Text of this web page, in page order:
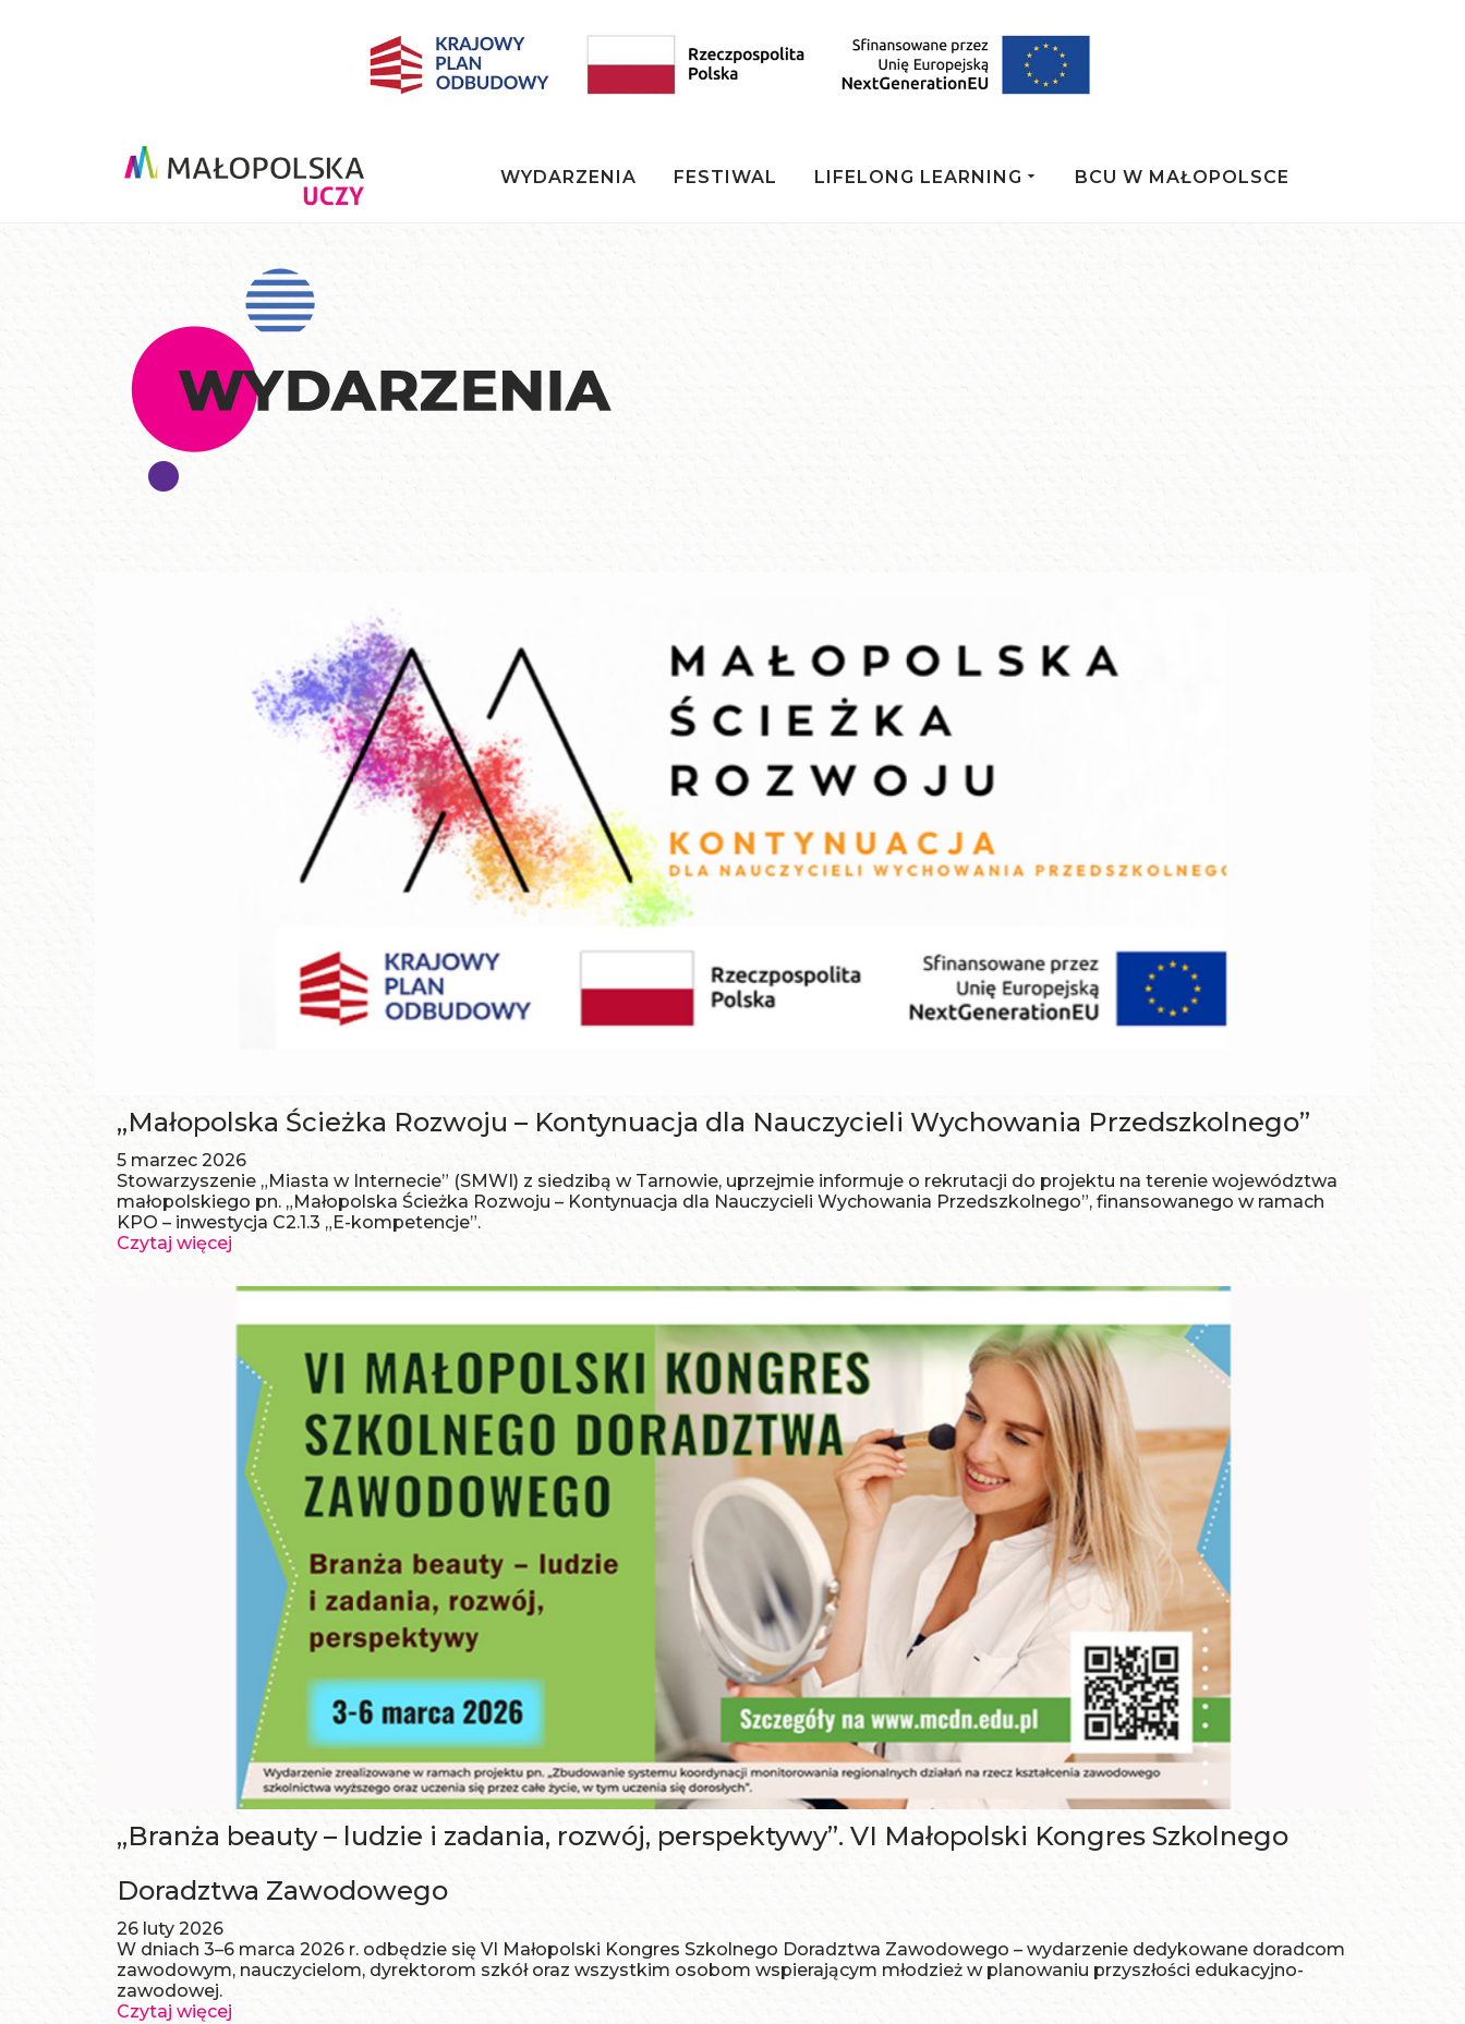
WYDARZENIA FESTIWAL LIFELONG LEARNING BCU W MAŁOPOLSCE
„Małopolska Ścieżka Rozwoju – Kontynuacja dla Nauczycieli Wychowania Przedszkolnego”
5 marzec 2026
Stowarzyszenie „Miasta w Internecie” (SMWI) z siedzibą w Tarnowie, uprzejmie informuje o rekrutacji do projektu na terenie województwa
małopolskiego pn. „Małopolska Ścieżka Rozwoju – Kontynuacja dla Nauczycieli Wychowania Przedszkolnego”, finansowanego w ramach
KPO – inwestycja C2.1.3 „E-kompetencje”.
Czytaj więcej
„Branża beauty – ludzie i zadania, rozwój, perspektywy”. VI Małopolski Kongres Szkolnego
Doradztwa Zawodowego
26 luty 2026
W dniach 3–6 marca 2026 r. odbędzie się VI Małopolski Kongres Szkolnego Doradztwa Zawodowego – wydarzenie dedykowane doradcom
zawodowym, nauczycielom, dyrektorom szkół oraz wszystkim osobom wspierającym młodzież w planowaniu przyszłości edukacyjno-
zawodowej.
Czytaj więcej